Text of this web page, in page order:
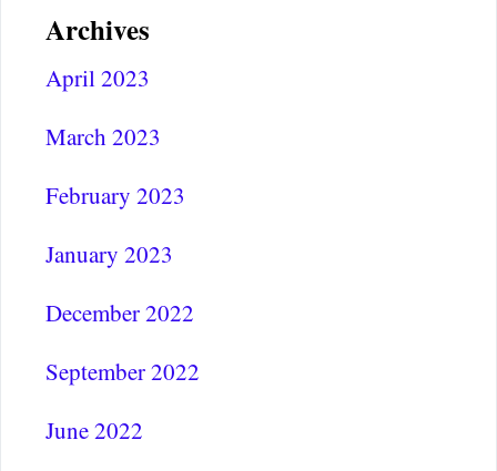
Archives
April 2023
March 2023
February 2023
January 2023
December 2022
September 2022
June 2022